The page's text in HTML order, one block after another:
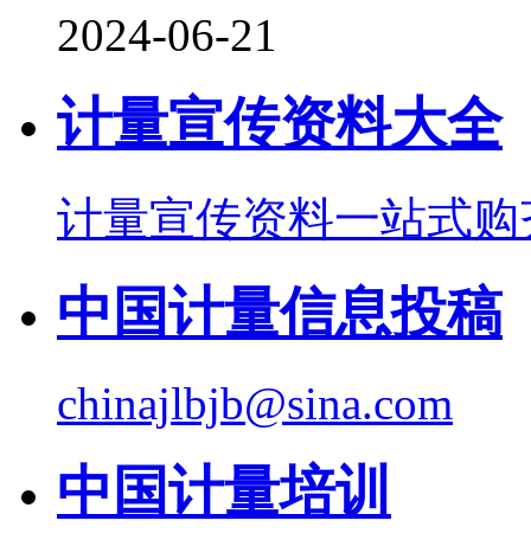
2024-06-21
计量宣传资料大全
计量宣传资料一站式购
中国计量信息投稿
chinajlbjb@sina.com
中国计量培训